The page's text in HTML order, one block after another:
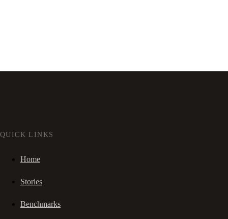
QUICK LINKS
Home
Stories
Benchmarks